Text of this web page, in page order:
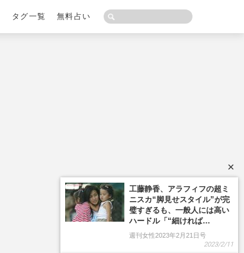
タグ一覧 無料占い
×